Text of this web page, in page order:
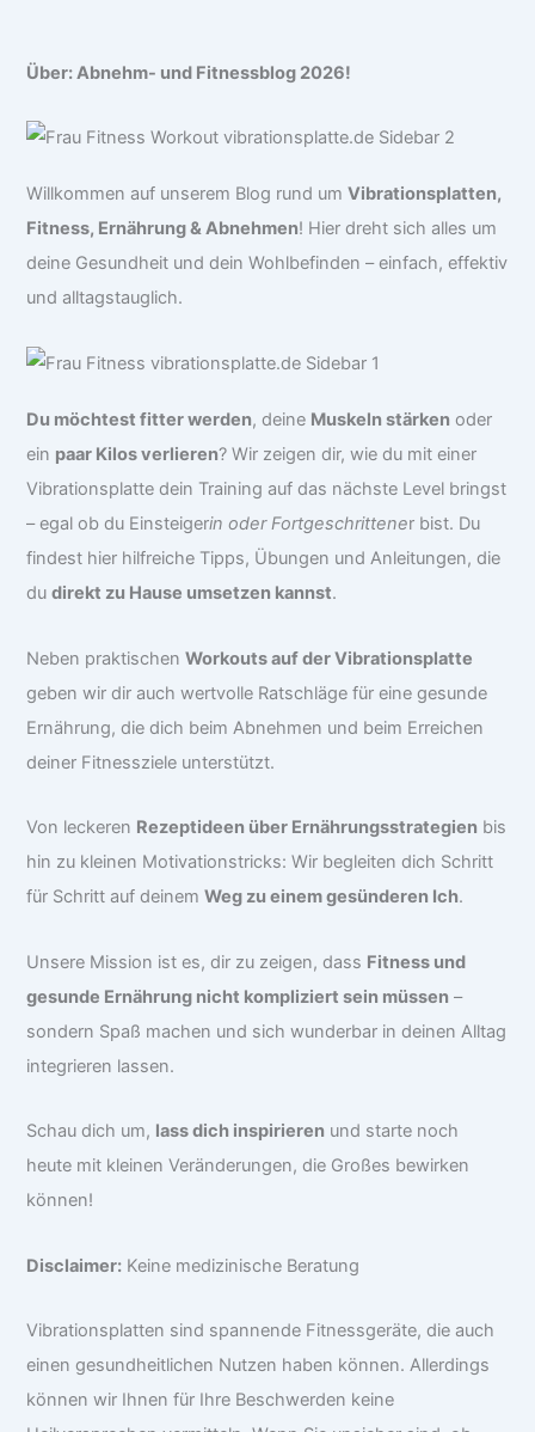
Über: Abnehm- und Fitnessblog 2026!
Willkommen auf unserem Blog rund umVibrationsplatten,
Fitness, Ernährung & Abnehmen! Hier dreht sich alles um
deine Gesundheit und dein Wohlbefinden – einfach, effektiv
und alltagstauglich.
Du möchtest fitter werden, deine Muskeln stärken oder
ein paar Kilos verlieren? Wir zeigen dir, wie du mit einer
Vibrationsplatte dein Training auf das nächste Level bringst
– egal ob du Einsteigerin oder Fortgeschrittener bist. Du
findest hier hilfreiche Tipps, Übungen und Anleitungen, die
dudirekt zu Hause umsetzen kannst.
Neben praktischenWorkouts auf der Vibrationsplatte
geben wir dir auch wertvolle Ratschläge für eine gesunde
Ernährung, die dich beim Abnehmen und beim Erreichen
deiner Fitnessziele unterstützt.
Von leckeren Rezeptideen über Ernährungsstrategien bis
hin zu kleinen Motivationstricks: Wir begleiten dich Schritt
für Schritt auf deinemWeg zu einem gesünderen Ich.
Unsere Mission ist es, dir zu zeigen, dass Fitness und
gesunde Ernährung nicht kompliziert sein müssen –
sondern Spaß machen und sich wunderbar in deinen Alltag
integrieren lassen.
Schau dich um, lass dich inspirieren und starte noch
heute mit kleinen Veränderungen, die Großes bewirken
können!
Disclaimer: Keine medizinische Beratung
Vibrationsplatten sind spannende Fitnessgeräte, die auch
einen gesundheitlichen Nutzen haben können. Allerdings
können wir Ihnen für Ihre Beschwerden keine